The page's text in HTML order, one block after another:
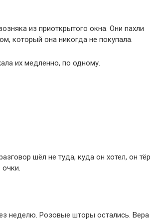
из приоткрытого окна. Они пахли
который она никогда не покупала.
их медленно, по одному.
шёл не туда, куда он хотел, он тёр
неделю. Розовые шторы остались. Вера